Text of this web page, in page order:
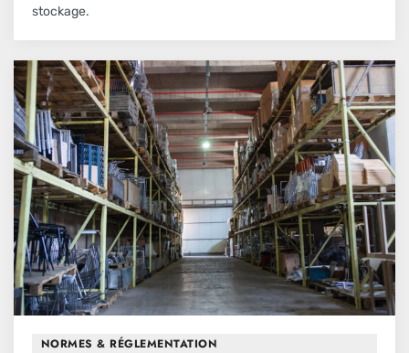
stockage.
NORMES & RÉGLEMENTATION